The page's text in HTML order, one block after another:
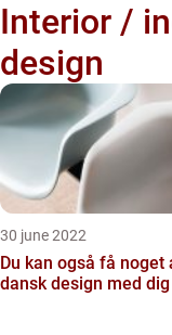
Interior /
design
30 june 2022
Du kan også få
dansk design med